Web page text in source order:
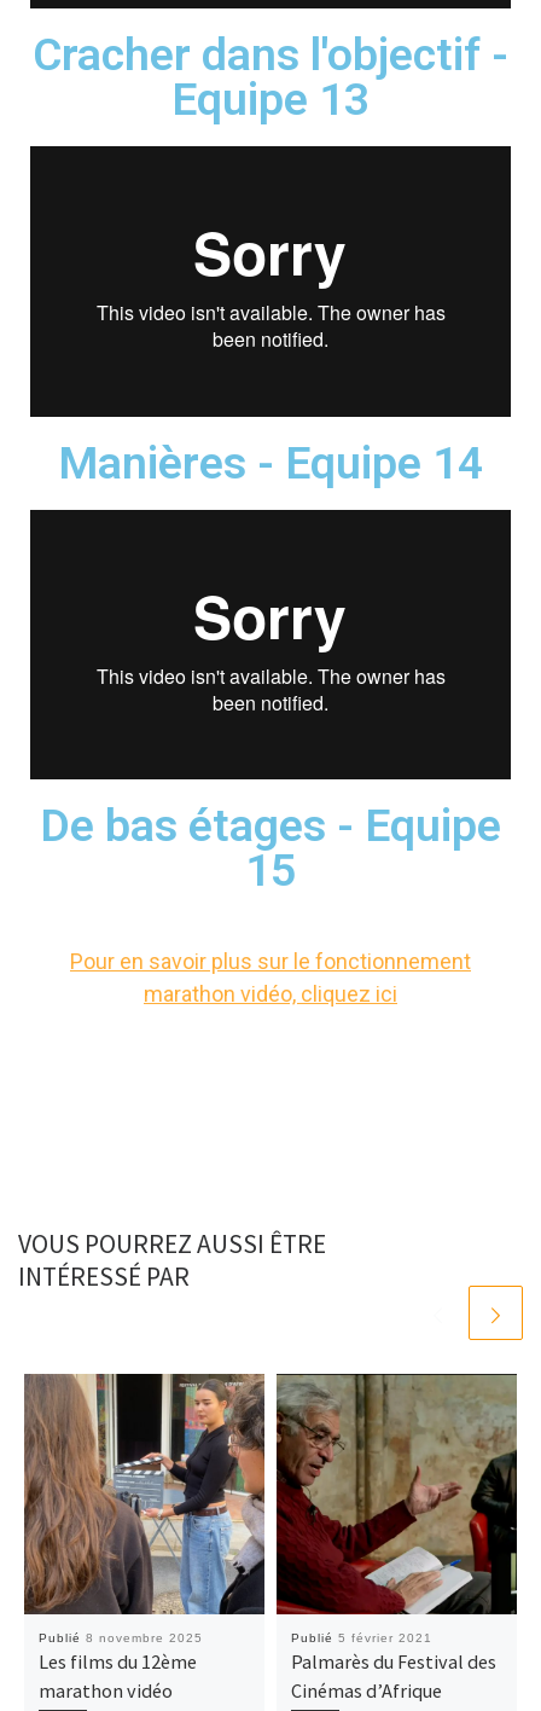
Cracher dans l'objectif -
Equipe 13
Manières - Equipe 14
De bas étages - Equipe
15
Pour en savoir plus sur le fonctionnement
marathon vidéo, cliquez ici
VOUS POURREZ AUSSI ÊTRE
INTÉRESSÉ PAR
Publié 8 novembre 2025
Les films du 12ème
marathon vidéo
Publié 5 février 2021
Palmarès du Festival des
Cinémas d’Afrique